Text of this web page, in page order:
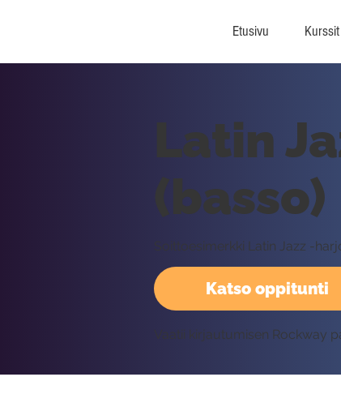
Etusivu Kurssit
Katso oppitunti
Latin
(basso)
Soittoesimerkki Latin Jazz -
Vaatii kirjautumisen Rockway